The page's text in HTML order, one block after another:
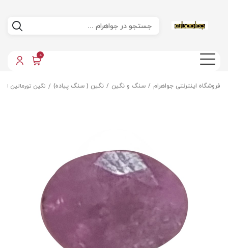
0
فروشگاه اینترنتی جواهرام سنگ و نگین نگین ( سنگ پیاده) نگین تورمالین